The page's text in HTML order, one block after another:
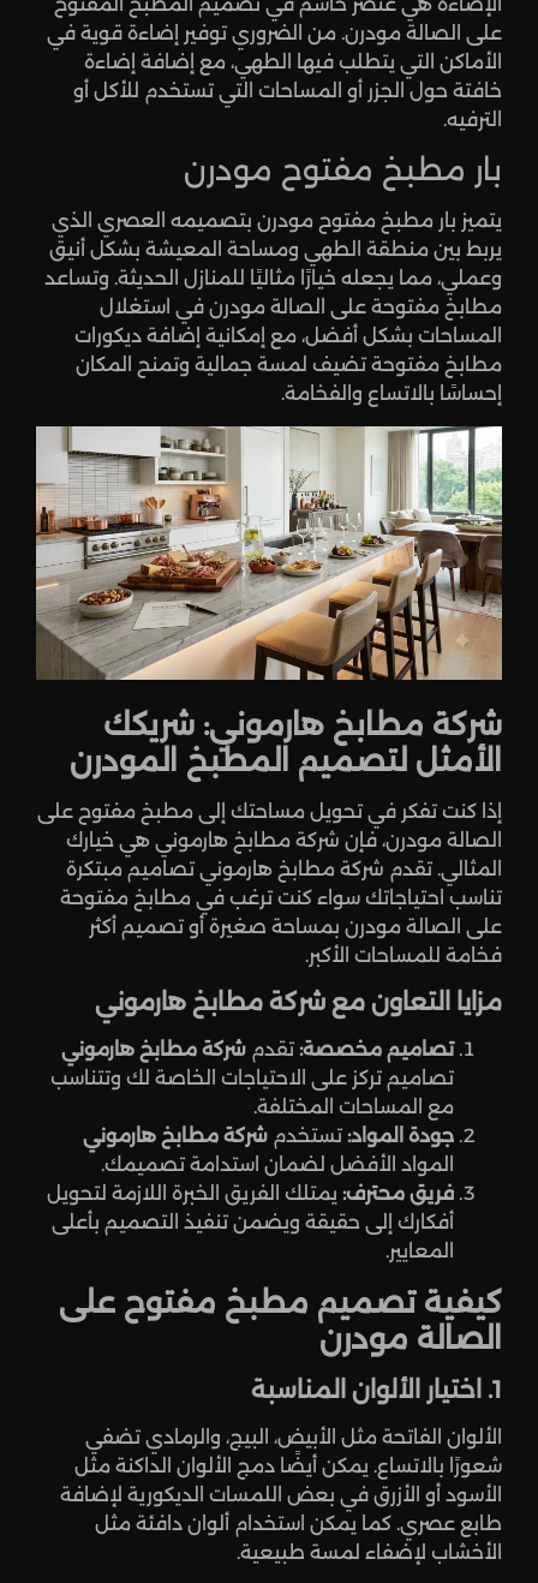
على الصالة مودرن. من الضروري توفير إضاءة قوية في
الأماكن التي يتطلب فيها الطهي، مع إضافة إضاءة
خافتة حول الجزر أو المساحات التي تستخدم للأكل أو
الترفيه.
بار مطبخ مفتوح مودرن
يتميز بار مطبخ مفتوح مودرن بتصميمه العصري الذي
يربط بين منطقة الطهي ومساحة المعيشة بشكل أنيق
وعملي، مما يجعله خيارًا مثاليًا للمنازل الحديثة. وتساعد
مطابخ مفتوحة على الصالة مودرن في استغلال
المساحات بشكل أفضل، مع إمكانية إضافة ديكورات
مطابخ مفتوحة تضيف لمسة جمالية وتمنح المكان
إحساسًا بالاتساع والفخامة.
شركة مطابخ هارموني: شريكك
الأمثل لتصميم المطبخ المودرن
إذا كنت تفكر في تحويل مساحتك إلى مطبخ مفتوح على
الصالة مودرن، فإن شركة مطابخ هارموني هي خيارك
المثالي. تقدم شركة مطابخ هارموني تصاميم مبتكرة
تناسب احتياجاتك سواء كنت ترغب في مطابخ مفتوحة
على الصالة مودرن بمساحة صغيرة أو تصميم أكثر
فخامة للمساحات الأكبر.
مزايا التعاون مع شركة مطابخ هارموني
تصاميم مخصصة: تقدم شركة مطابخ هارموني
تصاميم تركز على الاحتياجات الخاصة لك وتتناسب
مع المساحات المختلفة.
جودة المواد: تستخدم شركة مطابخ هارموني
المواد الأفضل لضمان استدامة تصميمك.
فريق محترف: يمتلك الفريق الخبرة اللازمة لتحويل
أفكارك إلى حقيقة ويضمن تنفيذ التصميم بأعلى
المعايير.
كيفية تصميم مطبخ مفتوح على
الصالة مودرن
1. اختيار الألوان المناسبة
الألوان الفاتحة مثل الأبيض، البيج، والرمادي تضفي
شعورًا بالاتساع. يمكن أيضًا دمج الألوان الداكنة مثل
الأسود أو الأزرق في بعض اللمسات الديكورية لإضافة
طابع عصري. كما يمكن استخدام ألوان دافئة مثل
الأخشاب لإضفاء لمسة طبيعية.